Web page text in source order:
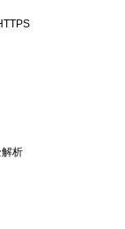
析